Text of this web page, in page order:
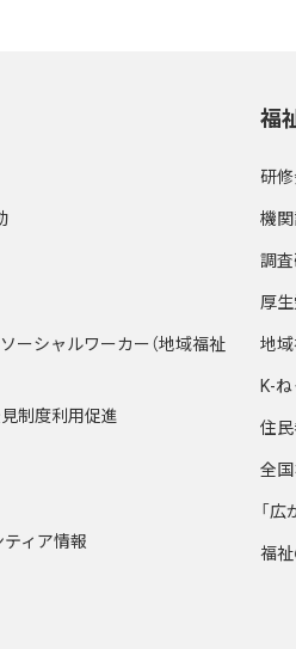
ーシャルワーカー（地域福祉
制度利用促進
ィア情報
福
研
機
調
厚
地
K-
住
全
「
福